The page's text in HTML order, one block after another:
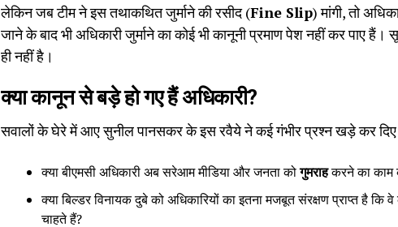
लेकिन जब टीम ने इस तथाकथित जुर्माने की रसीद (Fine Slip) मांगी, तो
जाने के बाद भी अधिकारी जुर्माने का कोई भी कानूनी प्रमाण पेश नहीं कर पाए हैं।
ही नहीं है।
क्या कानून से बड़े हो गए हैं अधिकारी?
सवालों के घेरे में आए सुनील पानसकर के इस रवैये ने कई गंभीर प्रश्न खड़े कर
क्या बीएमसी अधिकारी अब सरेआम मीडिया और जनता कोगुमराहकरने का काम
क्या बिल्डर विनायक दुबे को अधिकारियों का इतना मजबूत संरक्षण प्राप्त है कि
चाहते हैं?